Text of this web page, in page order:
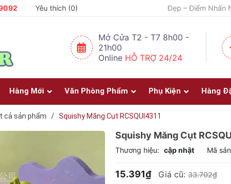
Yêu thích (0)
Mở Cửa T2 - T7 8h00 -
21h00
Online HỖ TRỢ 24/24
Hàng Mới Văn Phòng Phẩm Phụ Kiện Hàng
cả sản phẩm / Squishy Măng Cụt RCSQUI4311
Squishy Măng Cụt
Thương hiệu: cập nhật Mã
15.391₫ Giá cũ:33.702₫